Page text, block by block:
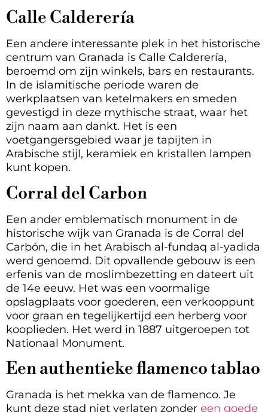
Calle Calderería
Een andere interessante plek in het historische
centrum van Granada is Calle Calderería,
beroemd om zijn winkels, bars en restaurants.
In de islamitische periode waren de
werkplaatsen van ketelmakers en smeden
gevestigd in deze mythische straat, waar het
zijn naam aan dankt. Het is een
voetgangersgebied waar je tapijten in
Arabische stijl, keramiek en kristallen lampen
kunt kopen.
Corral del Carbon
Een ander emblematisch monument in de
historische wijk van Granada is de Corral del
Carbón, die in het Arabisch al-fundaq al-yadida
werd genoemd. Dit opvallende gebouw is een
erfenis van de moslimbezetting en dateert uit
de 14e eeuw. Het was een voormalige
opslagplaats voor goederen, een verkooppunt
voor graan en tegelijkertijd een herberg voor
kooplieden. Het werd in 1887 uitgeroepen tot
Nationaal Monument.
Een authentieke flamenco tablao
Granada is het mekka van de flamenco. Je
kunt deze stad niet verlaten zonder een goede